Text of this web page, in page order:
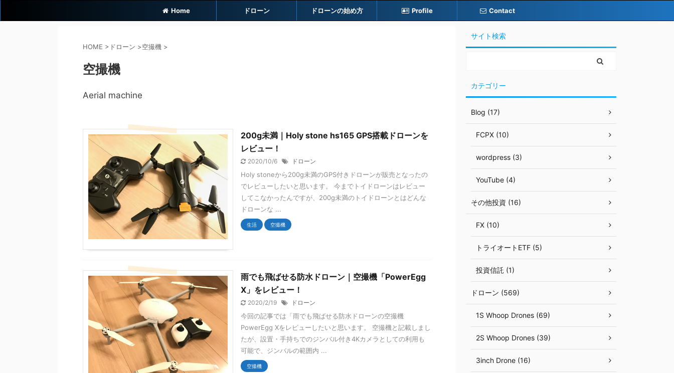
Home ドローン ドローンの始め方 Profile Contact
HOME > ドローン >空撮機 >
空撮機
Aerial machine
200g未満｜Holy stone hs165 GPS搭載ドローンを
レビュー！
2020/10/6 ドローン
Holy stoneから200g未満のGPS付きドローンが販売となったの
でレビューしたいと思います。 今までトイドローンはレビュー
してこなかったんですが、200g未満のトイドローンとはどんな
ドローンな ...
生活 空撮機
雨でも飛ばせる防水ドローン｜空撮機「PowerEgg
X」をレビュー！
2020/2/19 ドローン
今回の記事では「雨でも飛ばせる防水ドローンの空撮機
PowerEgg Xをレビューしたいと思います。 空撮機と記載しまし
たが、設置・手持ちでのジンバル付き4Kカメラとしての利用も
可能で、ジンバルの範囲内 ...
空撮機
サイト検索
カテゴリー
Blog (17)
FCPX (10)
wordpress (3)
YouTube (4)
その他投資 (16)
FX (10)
トライオートETF (5)
投資信託 (1)
ドローン (569)
1S Whoop Drones (69)
2S Whoop Drones (39)
3inch Drone (16)